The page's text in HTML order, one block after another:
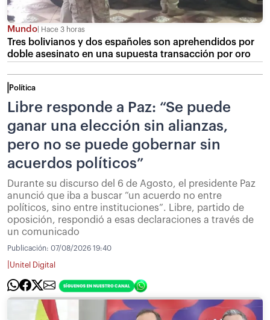
Mundo Hace 3 horas
Tres bolivianos y dos españoles son aprehendidos por
doble asesinato en una supuesta transacción por oro
Política
Libre responde a Paz: “Se puede
ganar una elección sin alianzas,
pero no se puede gobernar sin
acuerdos políticos”
Durante su discurso del 6 de Agosto, el presidente Paz
anunció que iba a buscar “un acuerdo no entre
políticos, sino entre instituciones”. Libre, partido de
oposición, respondió a esas declaraciones a través de
un comunicado
Publicación: 07/08/2026 19:40
Unitel Digital